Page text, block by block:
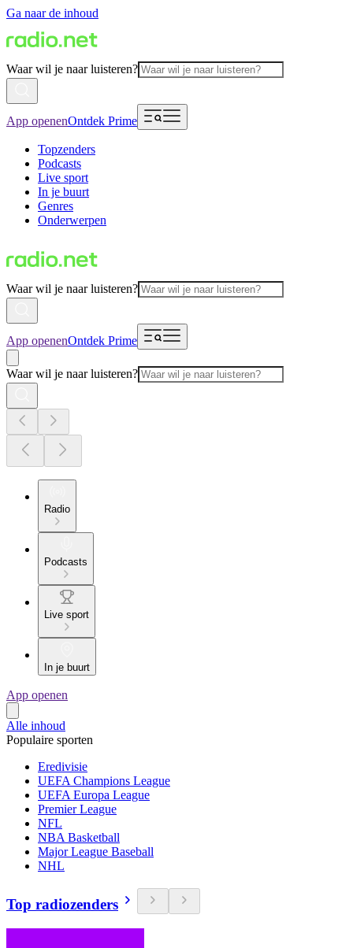
Ga naar de inhoud
Waar wil je naar luisteren?
App openenOntdek Prime
Topzenders
Podcasts
Live sport
In je buurt
Genres
Onderwerpen
Waar wil je naar luisteren?
App openenOntdek Prime
Waar wil je naar luisteren?
Radio
Podcasts
Live sport
In je buurt
App openen
Alle inhoud
Populaire sporten
Eredivisie
UEFA Champions League
UEFA Europa League
Premier League
NFL
NBA Basketball
Major League Baseball
NHL
Top radiozenders